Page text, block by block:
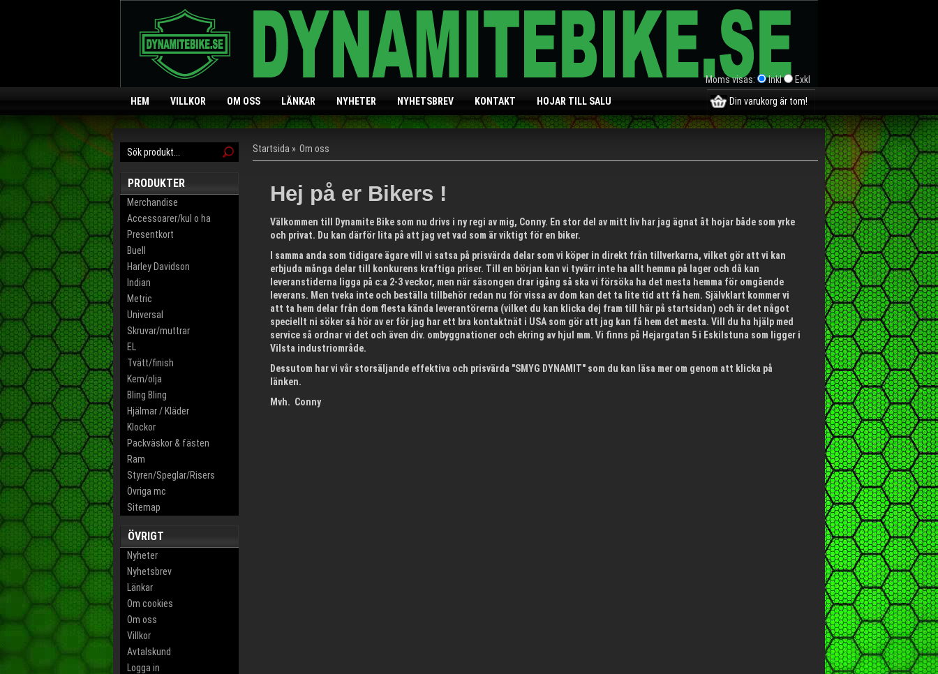
Moms visas: Inkl
Exkl
HEM
VILLKOR OM OSS LÄNKAR NYHETER NYHETSBREV KONTAKT HOJAR TILL SALU Din varukorg är tom!
PRODUKTER
Merchandise
Accessoarer/kul o ha
Presentkort
Buell
Harley Davidson
Indian
Metric
Universal
Skruvar/muttrar
EL
Tvätt/finish
Kem/olja
Bling Bling
Hjälmar / Kläder
Klockor
Packväskor & fästen
Ram
Styren/Speglar/Risers
Övriga mc
Sitemap
ÖVRIGT
Nyheter
Nyhetsbrev
Länkar
Om cookies
Om oss
Villkor
Avtalskund
Logga in
Startsida » Om oss
Hej på er Bikers !
Välkommen till Dynamite Bike som nu drivs i ny regi av mig, Conny. En stor del av mitt liv har jag ägnat åt hojar både som yrke
och privat. Du kan därför lita på att jag vet vad som är viktigt för en biker.
I samma anda som tidigare ägare vill vi satsa på prisvärda delar som vi köper in direkt från tillverkarna, vilket gör att vi kan
erbjuda många delar till konkurens kraftiga priser. Till en början kan vi tyvärr inte ha allt hemma på lager och då kan
leveranstiderna ligga på c:a 2-3 veckor, men när säsongen drar igång så ska vi försöka ha det mesta hemma för omgående
leverans. Men tveka inte och beställa tillbehör redan nu för vissa av dom kan det ta lite tid att få hem. Självklart kommer vi
att ta hem delar från dom flesta kända leverantörerna (vilket du kan klicka dej fram till här på startsidan) och är det något
speciellt ni söker så hör av er för jag har ett bra kontaktnät i USA som gör att jag kan få hem det mesta. Vill du ha hjälp med
service så ordnar vi det och även div. ombyggnationer och ekring av hjul mm. Vi finns på Hejargatan 5 i Eskilstuna som ligger i
Vilsta industriområde.
Dessutom har vi vår storsäljande effektiva och prisvärda "SMYG DYNAMIT" som du kan läsa mer om genom att klicka på
länken.
Mvh. Conny